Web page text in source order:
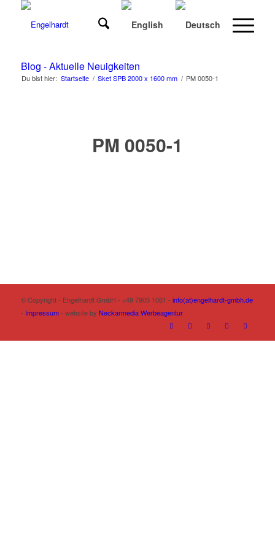
Blog - Aktuelle Neuigkeiten
Du bist hier: Startseite / Sket SPB 2000 x 1600 mm / PM 0050-1
PM 0050-1
© Copyright - Engelhardt GmbH - +49 7905 1061 - info(at)engelhardt-gmbh.de
- Impressum- website by Neckarmedia Werbeagentur